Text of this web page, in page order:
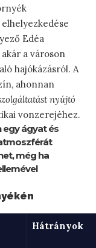
Edéa
a városon
hajókázásról. A
ahonnan
nyújtó
vonzerejéhez.
egy ágyat és
még ha
Hátrányok